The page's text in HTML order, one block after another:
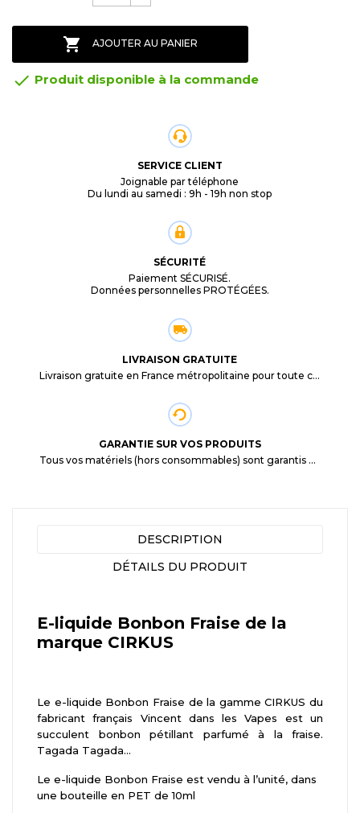
 AJOUTER AU PANIER
 Produit disponible à la commande
SERVICE CLIENT
Joignable par téléphone
Du lundi au samedi : 9h - 19h non stop
SÉCURITÉ
Paiement SÉCURISÉ.
Données personnelles PROTÉGÉES.
LIVRAISON GRATUITE
Livraison gratuite en France métropolitaine pour toute commande supérieure à 29,90€.
GARANTIE SUR VOS PRODUITS
Tous vos matériels (hors consommables) sont garantis 3 mois à partir de la date d'achat
DESCRIPTION
DÉTAILS DU PRODUIT
E-liquide Bonbon Fraise de la
marque CIRKUS
Le e-liquide Bonbon Fraise de la gamme CIRKUS du
fabricant français Vincent dans les Vapes est un
succulent bonbon pétillant parfumé à la fraise.
Tagada Tagada...
Le e-liquide Bonbon Fraise est vendu à l’unité, dans
une bouteille en PET de 10ml